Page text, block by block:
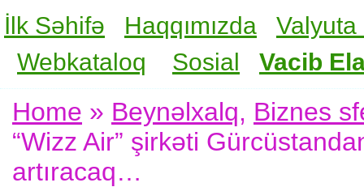
İlk Səhifə Haqqımızda
Valyuta
Webkataloq
Sosial Vacib
Home » Beynəlxalq, Biznes
“Wizz Air” şirkəti
artıracaq…